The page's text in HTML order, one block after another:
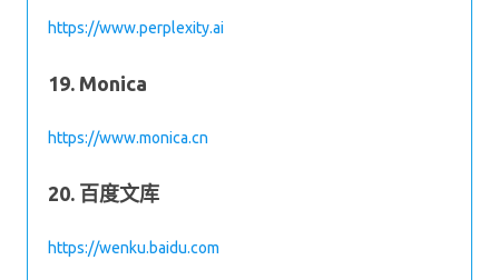
https://www.perplexity.ai
19. Monica
https://www.monica.cn
20. 百度文库
https://wenku.baidu.com